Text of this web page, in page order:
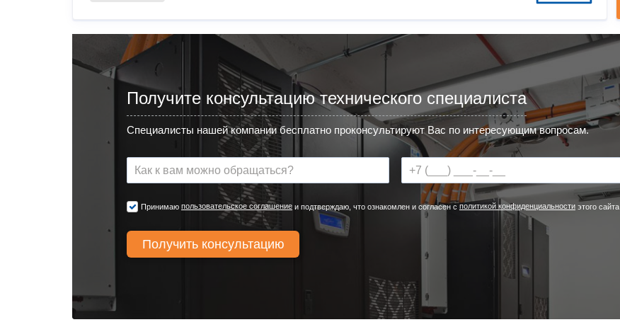
Получите консультацию технического специалиста
Специалисты нашей компании бесплатно проконсультируют Вас по интересующим вопросам.
Принимаю пользовательское соглашение и подтверждаю, что ознакомлен и согласен с политикой конфиденциальности этого сайта